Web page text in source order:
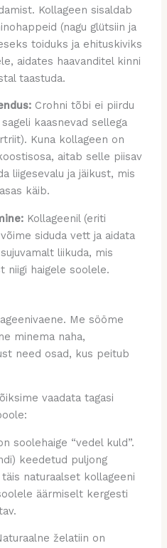
Kollageen sisaldab
(nagu glütsiin ja
toiduks ja ehituskiviks
aidates haavanditel kinni
taastuda.
Crohni tõbi ei piirdu
kaasnevad sellega
Kuna kollageen on
aitab selle piisav
liigesevalu ja jäikust, mis
käib.
Kollageenil (eriti
siduda vett ja aidata
liikuda, mis
niigi haigele soolele.
Me sööme
minema naha,
need osad, kus peitub
vaadata tagasi
soolehaige “vedel kuld”.
keedetud puljong
naturaalset kollageeni
äärmiselt kergesti
želatiin on